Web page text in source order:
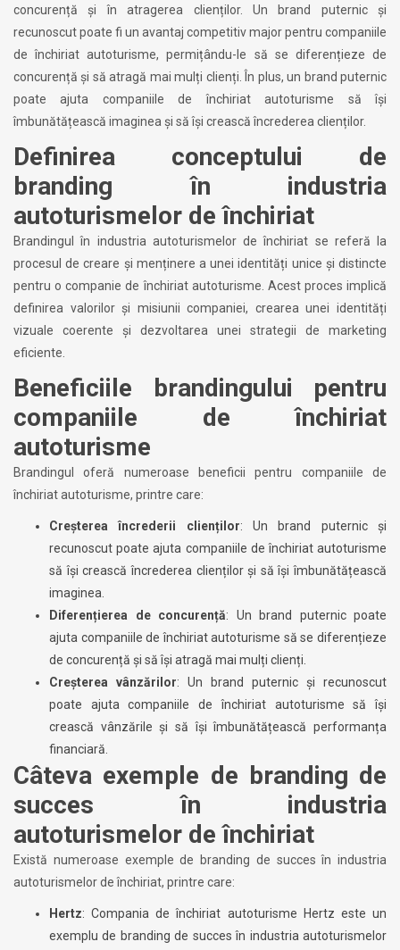
concurență și în atragerea clienților. Un brand puternic și
recunoscut poate fi un avantaj competitiv major pentru companiile
de închiriat autoturisme, permițându-le să se diferențieze de
concurență și să atragă mai mulți clienți. În plus, un brand puternic
poate ajuta companiile de închiriat autoturisme să își
îmbunătățească imaginea și să își crească încrederea clienților.
Definirea conceptului de
branding în industria
autoturismelor de închiriat
Brandingul în industria autoturismelor de închiriat se referă la
procesul de creare și menținere a unei identități unice și distincte
pentru o companie de închiriat autoturisme. Acest proces implică
definirea valorilor și misiunii companiei, crearea unei identități
vizuale coerente și dezvoltarea unei strategii de marketing
eficiente.
Beneficiile brandingului pentru
companiile de închiriat
autoturisme
Brandingul oferă numeroase beneficii pentru companiile de
închiriat autoturisme, printre care:
Creșterea încrederii clienților: Un brand puternic și
recunoscut poate ajuta companiile de închiriat autoturisme
să își crească încrederea clienților și să își îmbunătățească
imaginea.
Diferențierea de concurență: Un brand puternic poate
ajuta companiile de închiriat autoturisme să se diferențieze
de concurență și să își atragă mai mulți clienți.
Creșterea vânzărilor: Un brand puternic și recunoscut
poate ajuta companiile de închiriat autoturisme să își
crească vânzările și să își îmbunătățească performanța
financiară.
Câteva exemple de branding de
succes în industria
autoturismelor de închiriat
Există numeroase exemple de branding de succes în industria
autoturismelor de închiriat, printre care:
Hertz: Compania de închiriat autoturisme Hertz este un
exemplu de branding de succes în industria autoturismelor